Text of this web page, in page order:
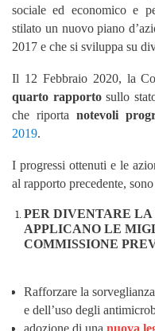
sociale ed economico e
stilato un nuovo piano
2017 e che si sviluppa su
Il 12 Febbraio 2020, la
quarto rapportosullo
che riporta notevoli
2019.
I progressi ottenuti e le
al rapporto precedente,
PER DIVENTARE LA
APPLICANO LE
COMMISSIONE
Rafforzare la
e dell’uso degli
adozione di una nuova